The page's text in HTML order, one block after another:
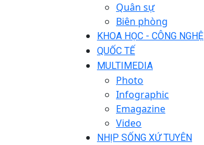
Quân sự
Biên phòng
KHOA HỌC - CÔNG NGHỆ
QUỐC TẾ
MULTIMEDIA
Photo
Infographic
Emagazine
Video
NHỊP SỐNG XỨ TUYÊN